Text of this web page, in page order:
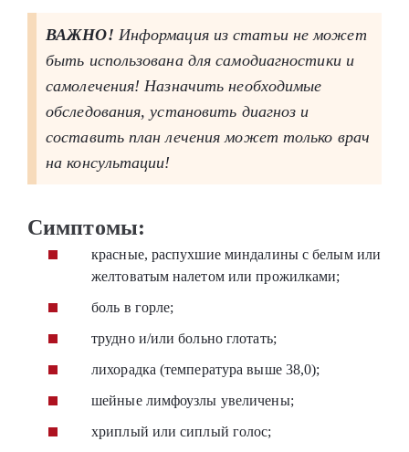
ВАЖНО! Информация из статьи не может
быть использована для самодиагностики и
самолечения! Назначить необходимые
обследования, установить диагноз и
составить план лечения может только врач
на консультации!
Симптомы:
красные, распухшие миндалины с белым или
желтоватым налетом или прожилками;
боль в горле;
трудно и/или больно глотать;
лихорадка (температура выше 38,0);
шейные лимфоузлы увеличены;
хриплый или сиплый голос;